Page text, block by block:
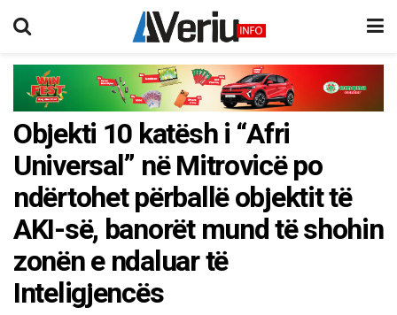
Objekti 10 katësh i “Afri
Universal” në Mitrovicë po
ndërtohet përballë objektit të
AKI-së, banorët mund të shohin
zonën e ndaluar të
Inteligjencës